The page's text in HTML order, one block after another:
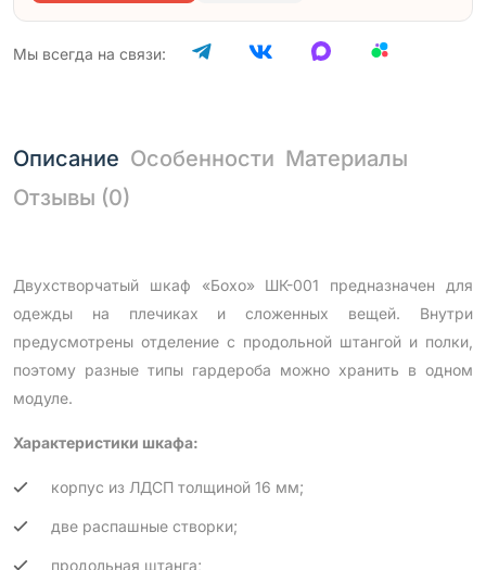
Мы всегда на связи:
Описание Особенности Материалы
Отзывы (0)
Двухстворчатый шкаф «Бохо» ШК-001 предназначен для
одежды на плечиках и сложенных вещей. Внутри
предусмотрены отделение с продольной штангой и полки,
поэтому разные типы гардероба можно хранить в одном
модуле.
Характеристики шкафа:
корпус из ЛДСП толщиной 16 мм;
две распашные створки;
продольная штанга;